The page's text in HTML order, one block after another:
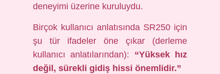
deneyimi üzerine kuruluydu.
Birçok kullanıcı anlatısında SR250 için
şu tür ifadeler öne çıkar (derleme
kullanıcı anlatılarından): “Yüksek hız
değil, sürekli gidiş hissi önemlidir.”